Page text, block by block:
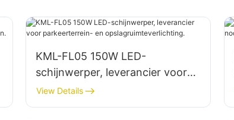
KML-FL05 150W LED-
schijnwerper, leverancier voor
parkeerterrein- en
opslagruimteverlichting.
View Details